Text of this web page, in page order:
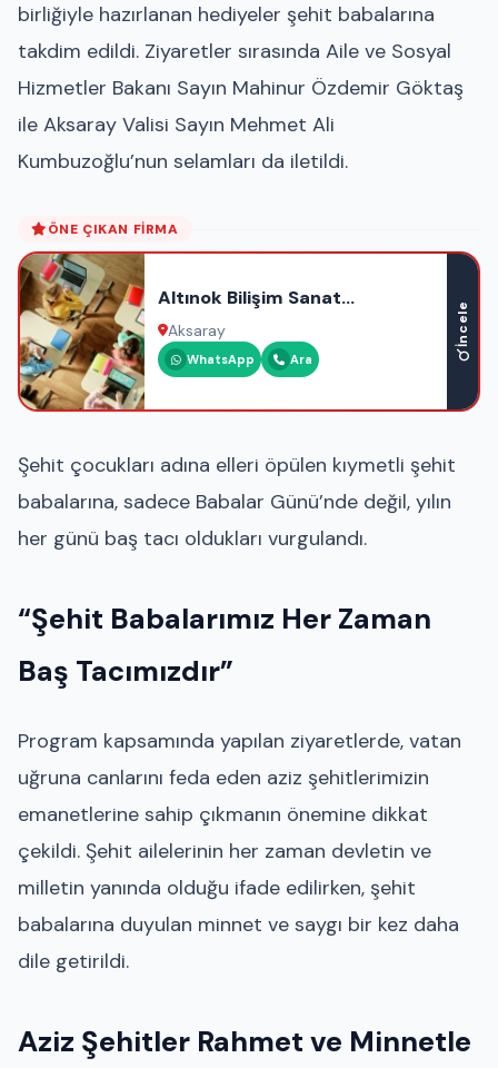
birliğiyle hazırlanan hediyeler şehit babalarına
takdim edildi. Ziyaretler sırasında Aile ve Sosyal
Hizmetler Bakanı Sayın Mahinur Özdemir Göktaş
ile Aksaray Valisi Sayın Mehmet Ali
Kumbuzoğlu’nun selamları da iletildi.
ÖNE ÇIKAN FIRMA
Altınok Bilişim Sanat
Akademisi
Aksaray
WhatsApp Ara
İncele
Şehit çocukları adına elleri öpülen kıymetli şehit
babalarına, sadece Babalar Günü’nde değil, yılın
her günü baş tacı oldukları vurgulandı.
“Şehit Babalarımız Her Zaman
Baş Tacımızdır”
Program kapsamında yapılan ziyaretlerde, vatan
uğruna canlarını feda eden aziz şehitlerimizin
emanetlerine sahip çıkmanın önemine dikkat
çekildi. Şehit ailelerinin her zaman devletin ve
milletin yanında olduğu ifade edilirken, şehit
babalarına duyulan minnet ve saygı bir kez daha
dile getirildi.
Aziz Şehitler Rahmet ve Minnetle